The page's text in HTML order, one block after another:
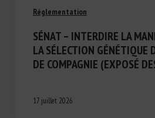
Réglementation
SÉNAT – INTERDIRE LA
LA SÉLECTION GÉNÉTIQUE
DE COMPAGNIE (EXPOSÉ
17 juillet 2026